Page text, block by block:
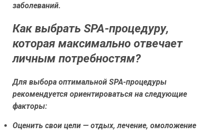
заболеваний.
Как выбрать SPA-процедуру,
которая максимально отвечает
личным потребностям?
Для выбора оптимальной SPA-процедуры
рекомендуется ориентироваться на следующие
факторы:
Оценить свои цели — отдых, лечение, омоложение